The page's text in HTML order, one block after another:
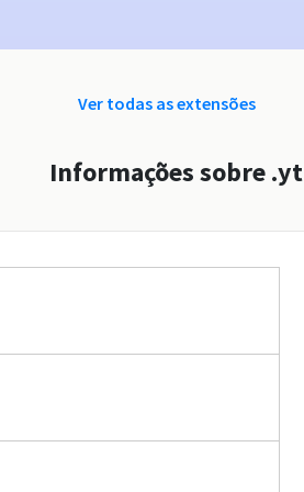
Ver todas as extensões
Informações sobre .yt